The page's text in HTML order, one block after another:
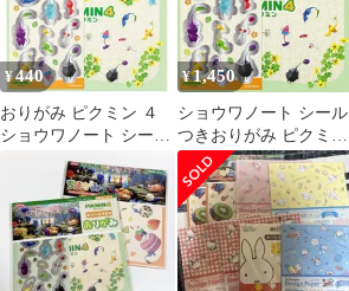
¥440
おりがみ ピクミン ４
ショウワノート シール
つき 折り紙 かわいい
子供 人気 【la056331】
¥1,450
ショウワノート シール
つきおりがみ ピクミン
4